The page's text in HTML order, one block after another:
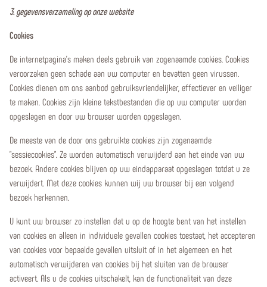
3. gegevensverzameling op onze website
Cookies
De internetpagina's maken deels gebruik van zogenaamde cookies. Cookies
veroorzaken geen schade aan uw computer en bevatten geen virussen.
Cookies dienen om ons aanbod gebruiksvriendelijker, effectiever en veiliger
te maken. Cookies zijn kleine tekstbestanden die op uw computer worden
opgeslagen en door uw browser worden opgeslagen.
De meeste van de door ons gebruikte cookies zijn zogenaamde
"sessiecookies". Ze worden automatisch verwijderd aan het einde van uw
bezoek. Andere cookies blijven op uw eindapparaat opgeslagen totdat u ze
verwijdert. Met deze cookies kunnen wij uw browser bij een volgend
bezoek herkennen.
U kunt uw browser zo instellen dat u op de hoogte bent van het instellen
van cookies en alleen in individuele gevallen cookies toestaat, het accepteren
van cookies voor bepaalde gevallen uitsluit of in het algemeen en het
automatisch verwijderen van cookies bij het sluiten van de browser
activeert. Als u de cookies uitschakelt, kan de functionaliteit van deze